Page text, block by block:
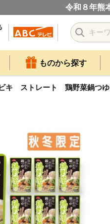
令和８年熊
ものから探す
キ ストレート 鶏野菜鍋つゆ